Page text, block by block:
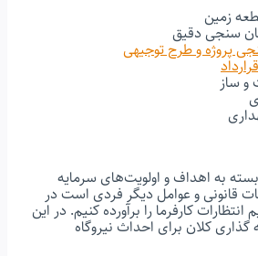
زمین
سنجی دقیق
پروژه و طرح توجیهی
ساز
به اهداف و اولویت‌های سرمایه
قانونی و عوامل دیگر فردی است در
کارفرما را برآورده کنیم. در این
گذاری کلان برای احداث نیروگاه